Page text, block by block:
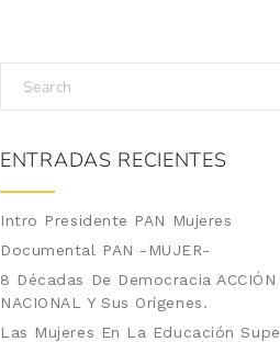
ENTRADAS RECIENTES
Intro Presidente PAN Mujeres
Documental PAN -MUJER-
8 Décadas De Democracia ACCIÓN
NACIONAL Y Sus Orígenes.
Las Mujeres En La Educación